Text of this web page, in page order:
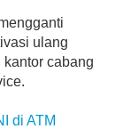
ulang
cabang
di ATM